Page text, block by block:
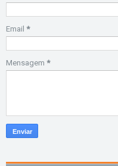
Email *
Mensagem *